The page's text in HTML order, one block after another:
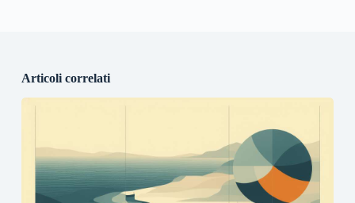
Articoli correlati